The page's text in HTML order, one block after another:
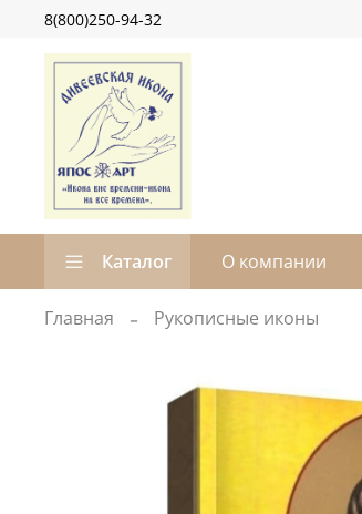
8(800)250-94-32
Каталог О компании
Главная Рукописные иконы